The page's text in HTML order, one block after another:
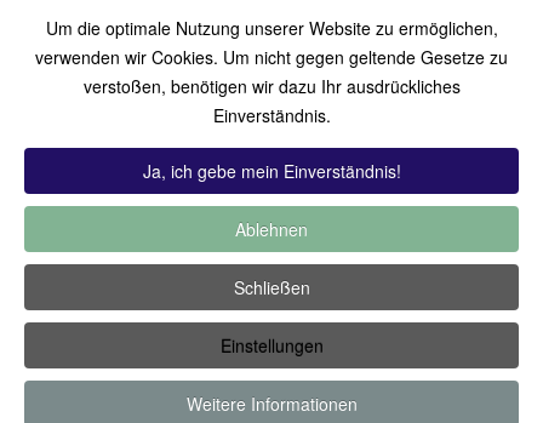
An einen Freund senden
Bitte loggen Sie sich zuerst ein...
-Zuletzt hinzugekommen
kommentiert-Meist gesehen
Copyright ©2019 by Thomas Füssler
Um die optimale Nutzung unserer Website zu ermöglichen,
verwenden wir Cookies. Um nicht gegen geltende Gesetze zu
verstoßen, benötigen wir dazu Ihr ausdrückliches
Einverständnis.
Ja, ich gebe mein Einverständnis!
Ablehnen
Schließen
Einstellungen
Weitere Informationen